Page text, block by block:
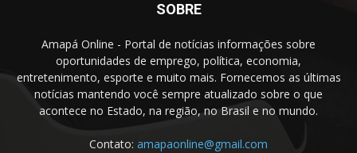
SOBRE
Amapá Online - Portal de notícias informações sobre
oportunidades de emprego, política, economia,
entretenimento, esporte e muito mais. Fornecemos as últimas
notícias mantendo você sempre atualizado sobre o que
acontece no Estado, na região, no Brasil e no mundo.
Contato: amapaonline@gmail.com